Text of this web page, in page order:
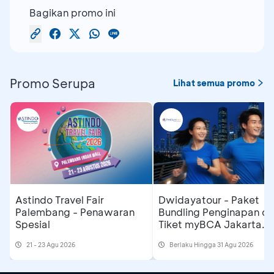
Bagikan promo ini
Promo Serupa Lihat semua promo
Astindo Travel Fair
Palembang - Penawaran
Spesial
21 - 23 Agu 2026
Dwidayatour - Paket
Bundling Penginapan
Tiket myBCA Jakarta
Berlaku Hingga 31 Agu 2026